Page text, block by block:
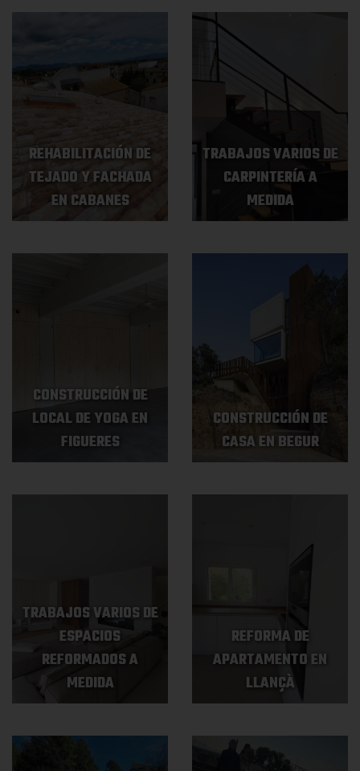
REHABILITACIÓN DE
TEJADO Y FACHADA
EN CABANES
TRABAJOS VARIOS DE
CARPINTERÍA A
MEDIDA
CONSTRUCCIÓN DE
LOCAL DE YOGA EN
FIGUERES
CONSTRUCCIÓN DE
CASA EN BEGUR
TRABAJOS VARIOS DE
ESPACIOS
REFORMADOS A
MEDIDA
REFORMA DE
APARTAMENTO EN
LLANÇÀ